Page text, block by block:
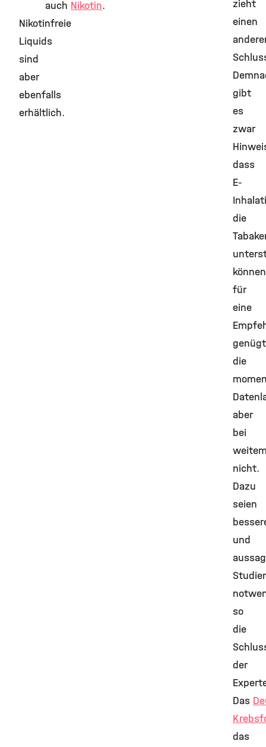
auch Nikotin.
Nikotinfreie
Liquids
sind
aber
ebenfalls
erhältlich.
zieht
einen
gibt
es
zwar
dass
E-
die
für
eine
genügt
die
aber
bei
nicht.
Dazu
seien
und
so
die
der
Das
das